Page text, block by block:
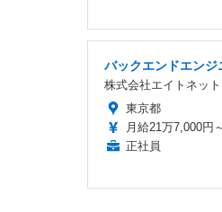
バックエンドエンジ
株式会社エイトネッ
東京都
月給21万7,000円
正社員